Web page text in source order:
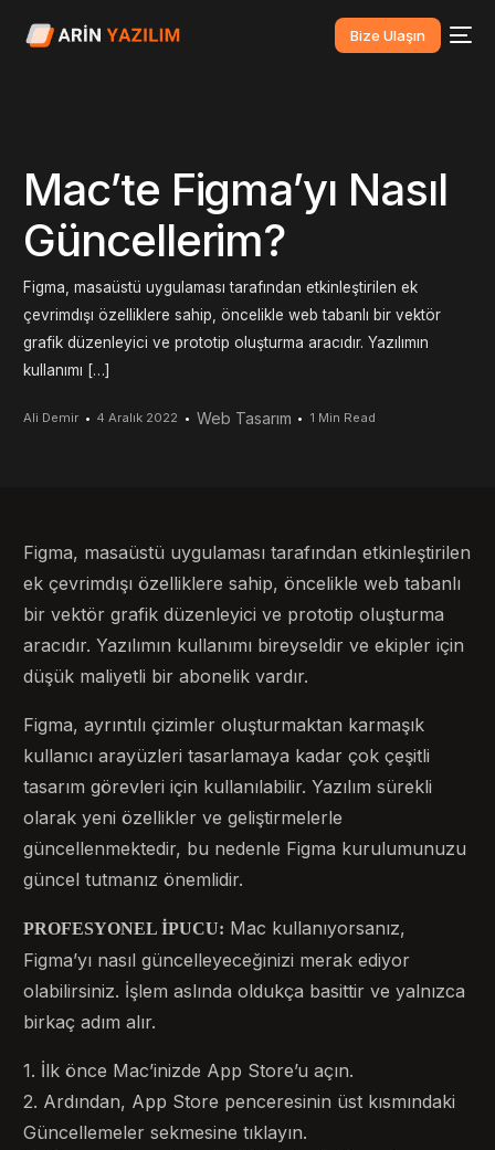
Bize Ulaşın
Mac’te Figma’yı Nasıl
Güncellerim?
Figma, masaüstü uygulaması tarafından etkinleştirilen ek
çevrimdışı özelliklere sahip, öncelikle web tabanlı bir vektör
grafik düzenleyici ve prototip oluşturma aracıdır. Yazılımın
kullanımı […]
Ali Demir 4 Aralık 2022 Web Tasarım 1 Min Read
Figma, masaüstü uygulaması tarafından etkinleştirilen
ek çevrimdışı özelliklere sahip, öncelikle web tabanlı
bir vektör grafik düzenleyici ve prototip oluşturma
aracıdır. Yazılımın kullanımı bireyseldir ve ekipler için
düşük maliyetli bir abonelik vardır.
Figma, ayrıntılı çizimler oluşturmaktan karmaşık
kullanıcı arayüzleri tasarlamaya kadar çok çeşitli
tasarım görevleri için kullanılabilir. Yazılım sürekli
olarak yeni özellikler ve geliştirmelerle
güncellenmektedir, bu nedenle Figma kurulumunuzu
güncel tutmanız önemlidir.
PROFESYONEL İPUCU: Mac kullanıyorsanız,
Figma’yı nasıl güncelleyeceğinizi merak ediyor
olabilirsiniz. İşlem aslında oldukça basittir ve yalnızca
birkaç adım alır.
1. İlk önce Mac’inizde App Store’u açın.
2. Ardından, App Store penceresinin üst kısmındaki
Güncellemeler sekmesine tıklayın.